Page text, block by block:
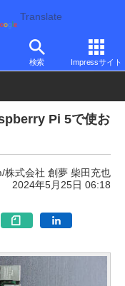
Translate
検索 Impressサイト
OS情報 その他
Pi 5で使お
株式会社 創夢 柴田充也
2024年5月25日 06:18